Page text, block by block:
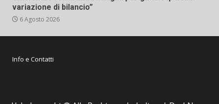
variazione di bilancio”
6 Agosto 2026
Info e Contatti